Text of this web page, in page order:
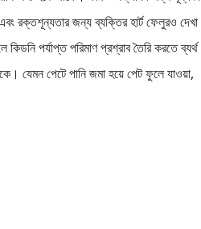
রক্তশূন্যতার জন্য ব্যক্তির হার্ট ফেলুরও দেখা
পর্যাপ্ত পরিমাণ প্রশ্রাব তৈরি করতে ব্যর্থ
যেমন পেটে পানি জমা হয়ে পেট ফুলে যাওয়া,